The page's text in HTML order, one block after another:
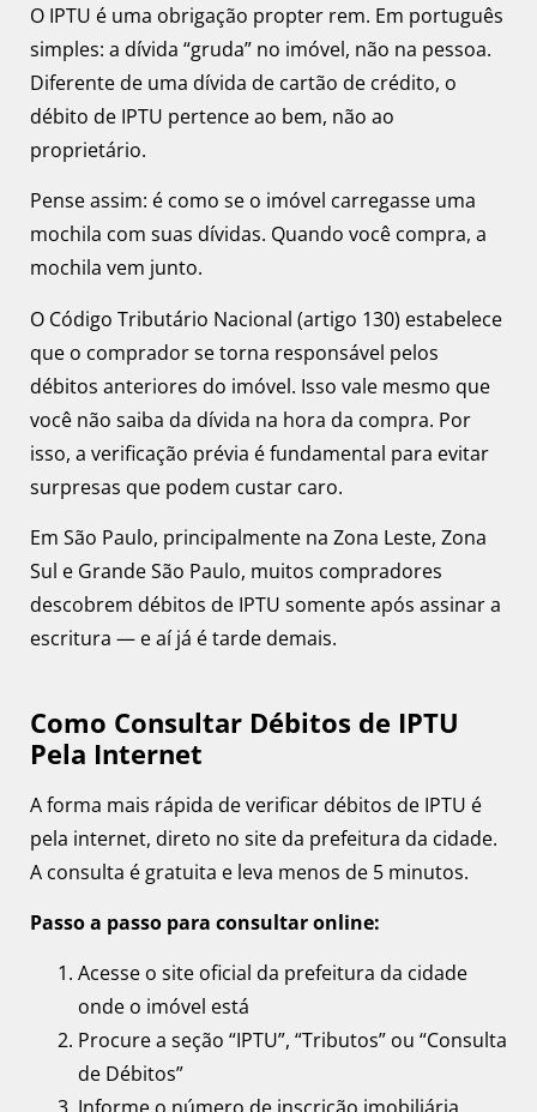
O IPTU é uma obrigação propter rem. Em português
simples: a dívida “gruda” no imóvel, não na pessoa.
Diferente de uma dívida de cartão de crédito, o
débito de IPTU pertence ao bem, não ao
proprietário.
Pense assim: é como se o imóvel carregasse uma
mochila com suas dívidas. Quando você compra, a
mochila vem junto.
O Código Tributário Nacional (artigo 130) estabelece
que o comprador se torna responsável pelos
débitos anteriores do imóvel. Isso vale mesmo que
você não saiba da dívida na hora da compra. Por
isso, a verificação prévia é fundamental para evitar
surpresas que podem custar caro.
Em São Paulo, principalmente na Zona Leste, Zona
Sul e Grande São Paulo, muitos compradores
descobrem débitos de IPTU somente após assinar a
escritura — e aí já é tarde demais.
Como Consultar Débitos de IPTU
Pela Internet
A forma mais rápida de verificar débitos de IPTU é
pela internet, direto no site da prefeitura da cidade.
A consulta é gratuita e leva menos de 5 minutos.
Passo a passo para consultar online:
Acesse o site oficial da prefeitura da cidade
onde o imóvel está
Procure a seção “IPTU”, “Tributos” ou “Consulta
de Débitos”